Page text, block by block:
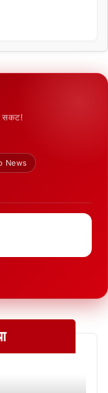
सकट!
News